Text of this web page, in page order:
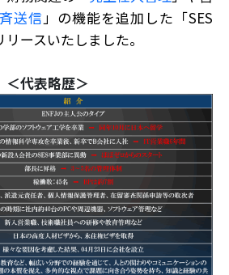
送信」の機能を追加した「SES
ースいたしました。
＜代表略歴＞